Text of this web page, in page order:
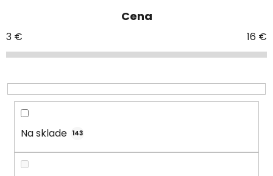
i
e
r
o
Cena
3 € 16 €
Na sklade 143